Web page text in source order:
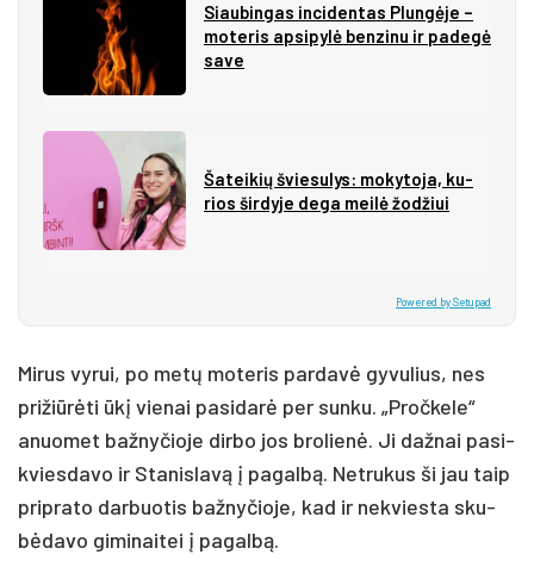
Siau­bin­gas in­ci­den­tas Plun­gė­je –
mo­te­ris ap­si­py­lė ben­zi­nu ir pa­de­gė
sa­ve
Ša­tei­kių švie­su­lys: mo­ky­to­ja, ku­
rios šir­dy­je de­ga mei­lė žo­džiui
Powered by Setupad
Mi­rus vy­rui, po me­tų mo­te­ris par­da­vė gy­vu­lius, nes
pri­žiū­rė­ti ūkį vie­nai pa­si­da­rė per sun­ku. „Proč­ke­le“
anuo­met baž­ny­čio­je dir­bo jos bro­lie­nė. Ji daž­nai pa­si­
kvies­da­vo ir Sta­nis­la­vą į pa­gal­bą. Net­ru­kus ši jau taip
pri­pra­to dar­buo­tis baž­ny­čio­je, kad ir ne­kvies­ta sku­
bė­da­vo gi­mi­nai­tei į pa­gal­bą.